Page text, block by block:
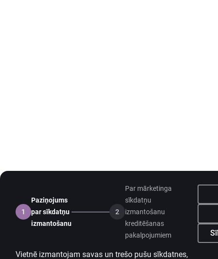
1
Paziņojums
par sīkdatņu
izmantošanu
2
Par mārketinga
sīkdatņu
izmantošanu
kreditēšanas
pakalpojumiem
Vietnē izmantojam savas un trešo pušu sīkdatnes,